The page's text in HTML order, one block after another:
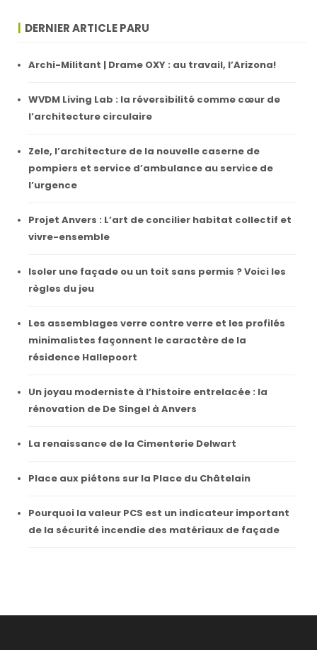
DERNIER ARTICLE PARU
Archi-Militant | Drame OXY : au travail, l’Arizona!
WVDM Living Lab : la réversibilité comme cœur de
l’architecture circulaire
Zele, l’architecture de la nouvelle caserne de
pompiers et service d’ambulance au service de
l’urgence
Projet Anvers : L’art de concilier habitat collectif et
vivre-ensemble
Isoler une façade ou un toit sans permis ? Voici les
règles du jeu
Les assemblages verre contre verre et les profilés
minimalistes façonnent le caractère de la
résidence Hallepoort
Un joyau moderniste à l’histoire entrelacée : la
rénovation de De Singel à Anvers
La renaissance de la Cimenterie Delwart
Place aux piétons sur la Place du Châtelain
Pourquoi la valeur PCS est un indicateur important
de la sécurité incendie des matériaux de façade